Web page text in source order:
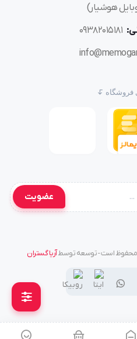
هوشیار)
۰۹۳۸۲۰۱۵۱۸۱
فروشگاه
عضویت
محفوظ است - توسعه توسطآریا گستران